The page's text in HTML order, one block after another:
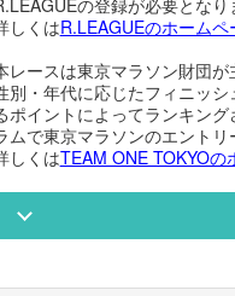
の登録が必要となり
しくはR.LEAGUEのホームペ
レースは東京マラソン財団が
別・年代に応じたフィニッ
ポイントによってランキン
ムで東京マラソンのエントリ
しくはTEAM ONE TOKYOの